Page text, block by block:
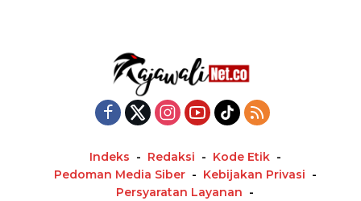
Indeks Redaksi
Kode Etik
Pedoman Media Siber
Kebijakan Privasi
Persyaratan Layanan